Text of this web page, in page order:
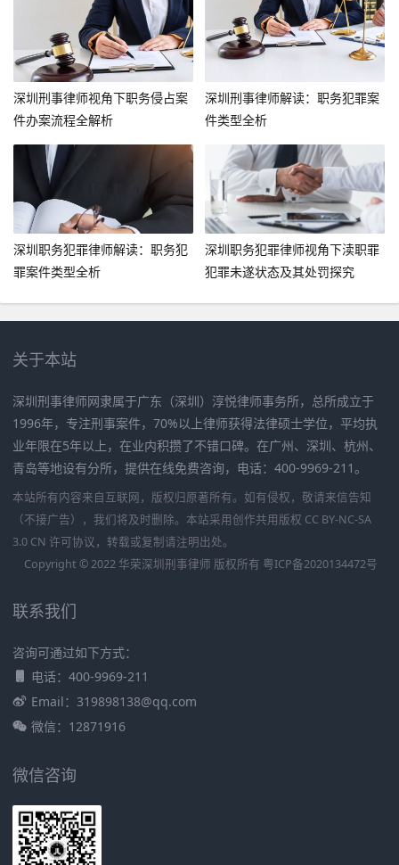
深圳刑事律师视角下职务侵占案
件办案流程全解析
深圳刑事律师解读：职务犯罪案
件类型全析
深圳职务犯罪律师解读：职务犯
罪案件类型全析
深圳职务犯罪律师视角下渎职罪
犯罪未遂状态及其处罚探究
关于本站
深圳刑事律师网隶属于广东（深圳）淳悦律师事务所，总所成立于
1996年，专注刑事案件，70%以上律师获得法律硕士学位，平均执
业年限在5年以上，在业内积攒了不错口碑。在广州、深圳、杭州、
青岛等地设有分所，提供在线免费咨询，电话：400-9969-211。
本站所有内容来自互联网，版权归原著所有。如有侵权，敬请来信告知
（不接广告），我们将及时删除。本站采用创作共用版权 CC BY-NC-SA
3.0 CN 许可协议，转载或复制请注明出处。
Copyright © 2022 华荣深圳刑事律师 版权所有 粤ICP备2020134472号
联系我们
咨询可通过如下方式：
电话：400-9969-211
Email：319898138@qq.com
微信：12871916
微信咨询